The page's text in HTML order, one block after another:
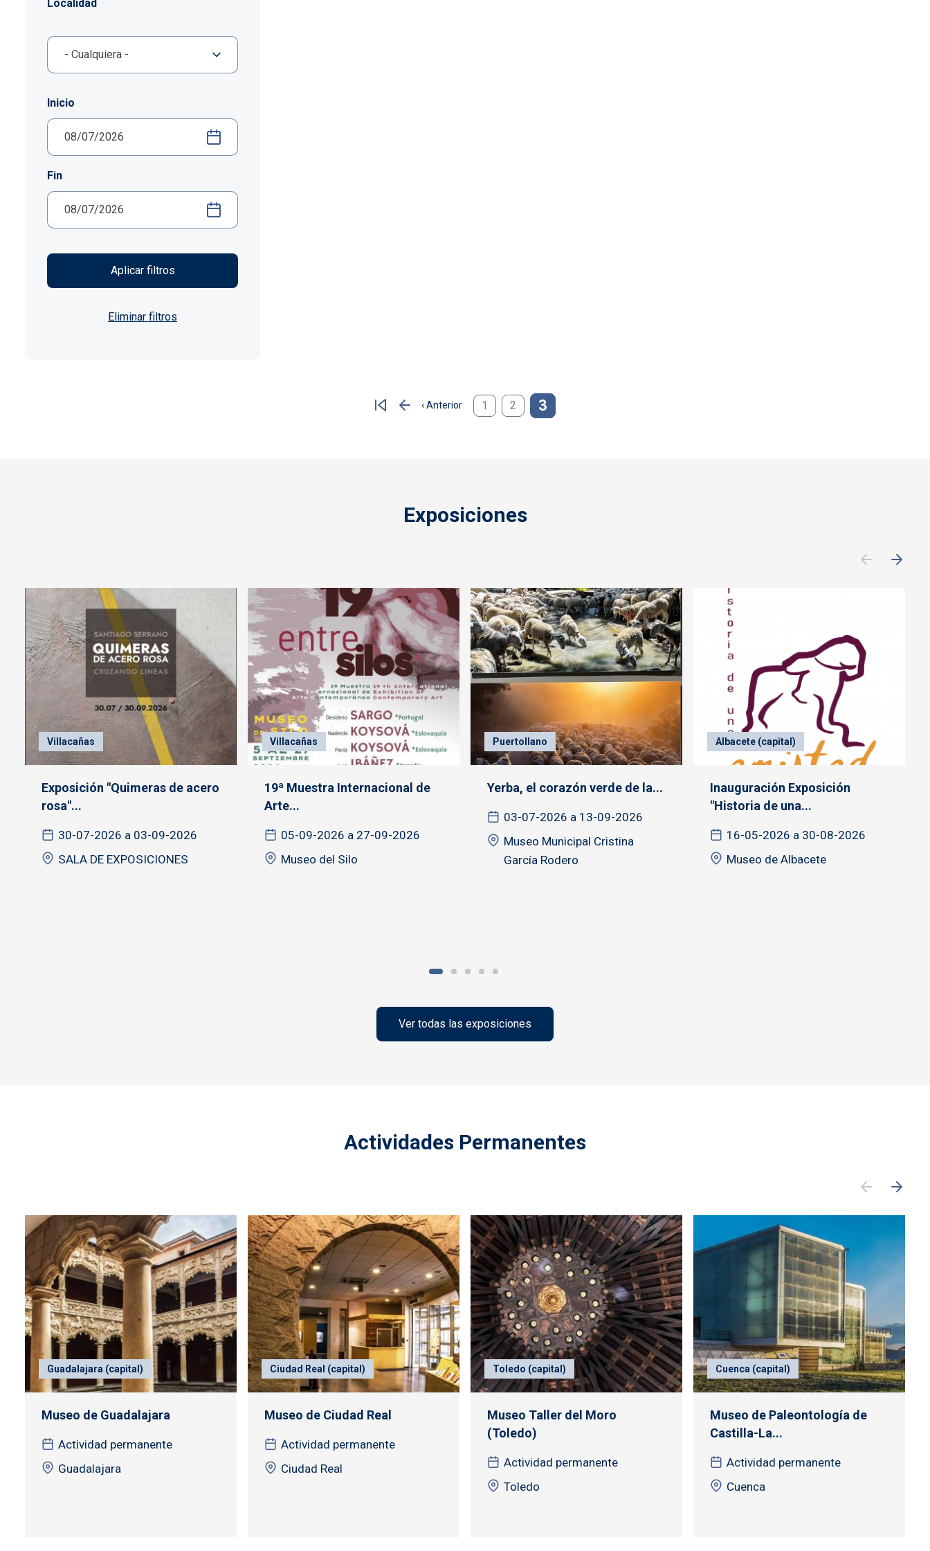
Localidad
Inicio
Fin
‹ Anterior
Página anterior
1 2 3
Exposiciones
Villacañas
Exposición "Quimeras de acero
rosa"...
30-07-2026 a 03-09-2026
SALA DE EXPOSICIONES
Villacañas
19ª Muestra Internacional de
Arte...
05-09-2026 a 27-09-2026
Museo del Silo
Puertollano
Yerba, el corazón verde de la...
03-07-2026 a 13-09-2026
Museo Municipal Cristina
García Rodero
Albacete (capital)
Inauguración Exposición
"Historia de una...
16-05-2026 a 30-08-2026
Museo de Albacete
Ver todas las exposiciones
Actividades Permanentes
Guadalajara (capital)
Museo de Guadalajara
Actividad permanente
Guadalajara
Ciudad Real (capital)
Museo de Ciudad Real
Actividad permanente
Ciudad Real
Toledo (capital)
Museo Taller del Moro
(Toledo)
Actividad permanente
Toledo
Cuenca (capital)
Museo de Paleontología de
Castilla-La...
Actividad permanente
Cuenca